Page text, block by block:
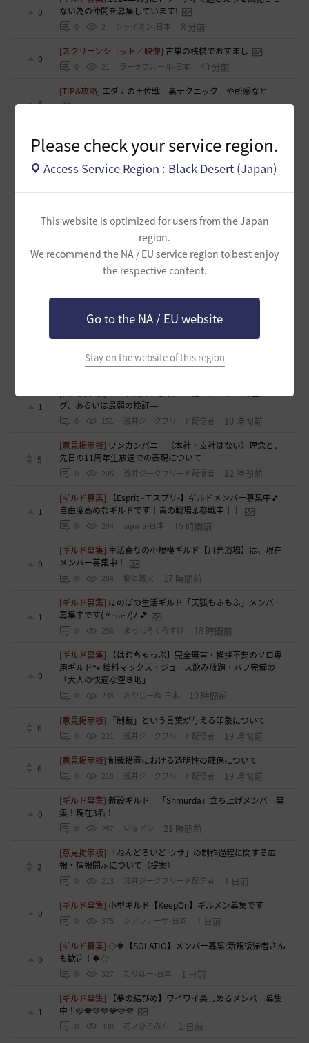
Please check your service region.
Access Service Region : Black Desert (Japan)
This website is optimized for users from the Japan
region.
We recommend the NA / EU service region to best enjoy
the respective content.
Go to the NA / EU website
Stay on the website of this region
0
ない為の仲間を募集しています!
0 2 シャイミン-日本 8 分前
0
[スクリーンショット／映像] 古巣の桟橋でおすまし
0 21 ラーナフルール-日本 40 分前
6
[TIP&攻略] エダナの王位戦 裏テクニック や所感など
[ギルド募集]新設生活系ギルド「OneRoom」創設メンバー
大募集！！
0 53 ハッピーエンド 2 時間前
[ギルド募集]【TrueWinter】ギルドメンバー募集
0
Ermitageギルメン募集！やりたいことをやって
楽しくゲームライフ！
swordEX
ギルチャ完全無言推奨・ソロ向けギルド「スト
レイキャッツ」メンバー募集（ギルドボス有・スキル目当て
78 くろいばら 6 時間前
1
グ、あるいは最弱の検証―
0 151 浅井ジークフリード配信者 10 時間前
5
[意見掲示板] ワンカンパニー（本社・支社はない）理念と、
先日の11周年生放送での表現について
0 205 浅井ジークフリード配信者 12 時間前
1
[ギルド募集]
【Esprit -エスプリ-】ギルドメンバー募集中🎵
自由度高めなギルドです！青の戦場⚓参戦中！！
0 244 aquria-日本 15 時間前
0
[ギルド募集] 生活寄りの小規模ギルド【月光浴場】は、現在
メンバー募集中！
0 284 柳と篝火 17 時間前
1
[ギルド募集] ほのぼの生活ギルド「天狐もふもふ」メンバー
募集中です(〃･ω･ﾉ)ﾉ 💕
0 256 まっしろくろすけ 18 時間前
0
[ギルド募集]
【はむちゃっぷ】完全無言・挨拶不要のソロ専
用ギルド🐾 給料マックス・ジュース飲み放題・バフ完備の
「大人の快適な空き地」
0 238 おやじーぬ-日本 19 時間前
6
[意見掲示板] 「制裁」という言葉が与える印象について
0 231 浅井ジークフリード配信者 19 時間前
6
[意見掲示板]制裁措置における透明性の確保について
0 218 浅井ジークフリード配信者 19 時間前
0
[ギルド募集]新設ギルド 「Shmurda」立ち上げメンバー募
集！現在3名！
0 257 いなドン 21 時間前
2
[意見掲示板]
「ねんどろいど ウサ」の制作過程に関する広
報・情報開示について（提案）
0 213 浅井ジークフリード配信者 1 日前
0
[ギルド募集]小型ギルド【KeepOn】ギルメン募集です
0 375 シアラナーザ-日本 1 日前
0
[ギルド募集]◇🔶【SOLATIO】メンバー募集!新規復帰者さん
も歓迎！🔶◇
0 327 たりほー-日本 1 日前
1
[ギルド募集]
【夢の結びめ】ワイワイ楽しめるメンバー募集
中！🩷🧡💛💚💙🩵💜
0 338 花ノひろみん 1 日前